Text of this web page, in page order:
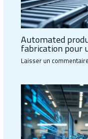
Automated
fabrication pour
Laisser un commentaire